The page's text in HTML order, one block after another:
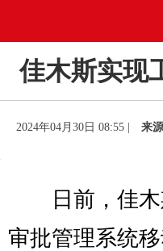
佳木斯实现
2024年04月30日 08:55 | 来
日前，佳木
审批管理系统